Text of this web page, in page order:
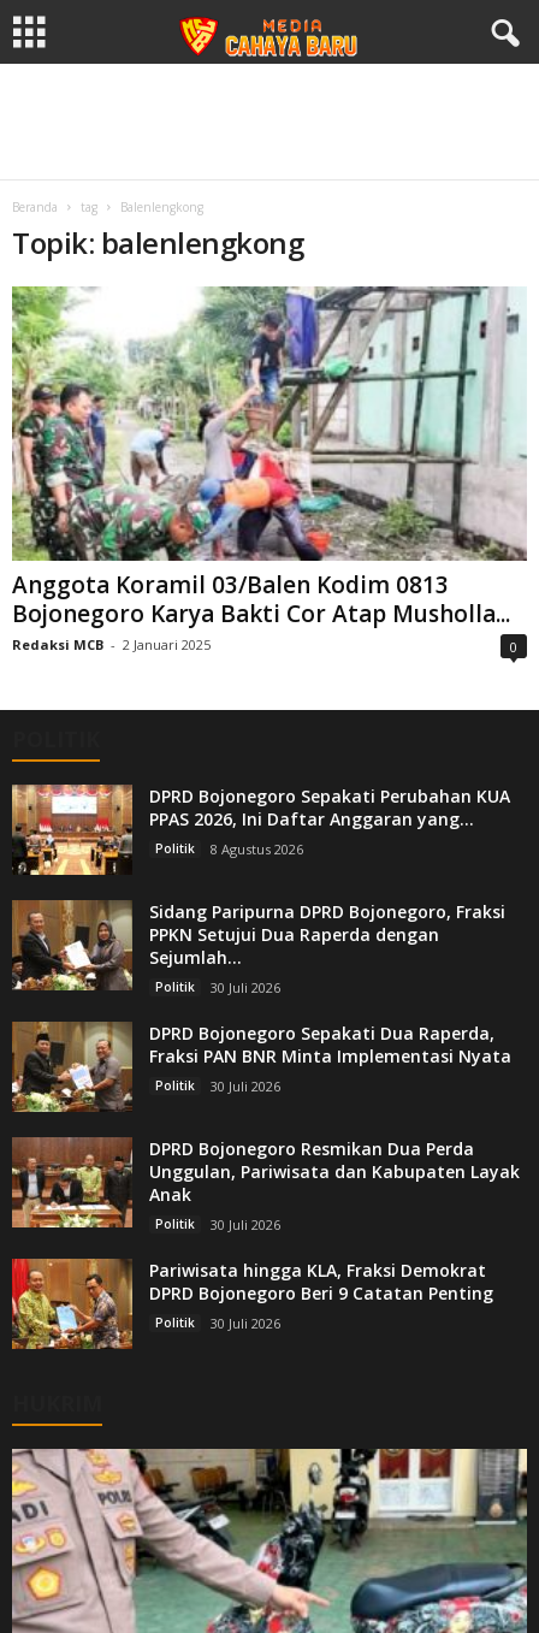
Beranda tag Balenlengkong
Topik: balenlengkong
Anggota Koramil 03/Balen Kodim 0813
Bojonegoro Karya Bakti Cor Atap Musholla...
Redaksi MCB - 2 Januari 2025 0
DPRD Bojonegoro Sepakati Perubahan KUA
PPAS 2026, Ini Daftar Anggaran yang...
Politik 8 Agustus 2026
Sidang Paripurna DPRD Bojonegoro, Fraksi
PPKN Setujui Dua Raperda dengan
Sejumlah...
Politik 30 Juli 2026
DPRD Bojonegoro Sepakati Dua Raperda,
Fraksi PAN BNR Minta Implementasi Nyata
Politik 30 Juli 2026
DPRD Bojonegoro Resmikan Dua Perda
Unggulan, Pariwisata dan Kabupaten Layak
Anak
Politik 30 Juli 2026
Pariwisata hingga KLA, Fraksi Demokrat
DPRD Bojonegoro Beri 9 Catatan Penting
Politik 30 Juli 2026